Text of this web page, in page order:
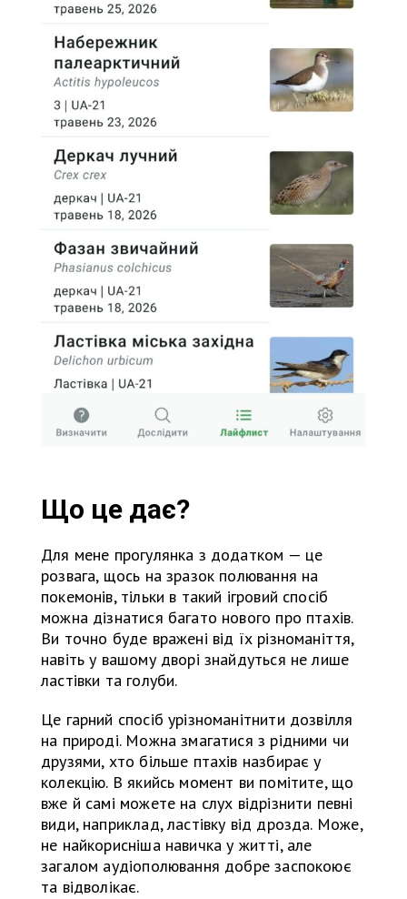
Що це дає?
Для мене прогулянка з додатком — це
розвага, щось на зразок полювання на
покемонів, тільки в такий ігровий спосіб
можна дізнатися багато нового про птахів.
Ви точно буде вражені від їх різноманіття,
навіть у вашому дворі знайдуться не лише
ластівки та голуби.
Це гарний спосіб урізноманітнити дозвілля
на природі. Можна змагатися з рідними чи
друзями, хто більше птахів назбирає у
колекцію. В якийсь момент ви помітите, що
вже й самі можете на слух відрізнити певні
види, наприклад, ластівку від дрозда. Може,
не найкорисніша навичка у житті, але
загалом аудіополювання добре заспокоює
та відволікає.